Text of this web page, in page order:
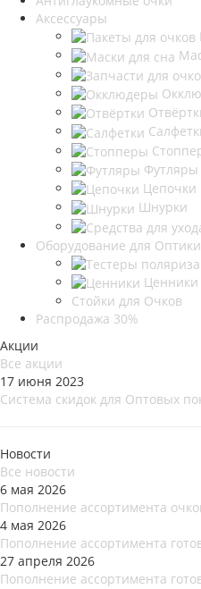
Аксессуары
Футляры
Цепочки
Шнурки
Оборудование для Оптики
Ценники
Стойки для Очков
Распродажа 30%
Акции
Все акции
17 июня 2023
Система скидок для Оптовых
Новости
Все новости
6 мая 2026
Пополнение ассортимента
4 мая 2026
Пополнение ассортимента
27 апреля 2026
Пополнение ассортимента